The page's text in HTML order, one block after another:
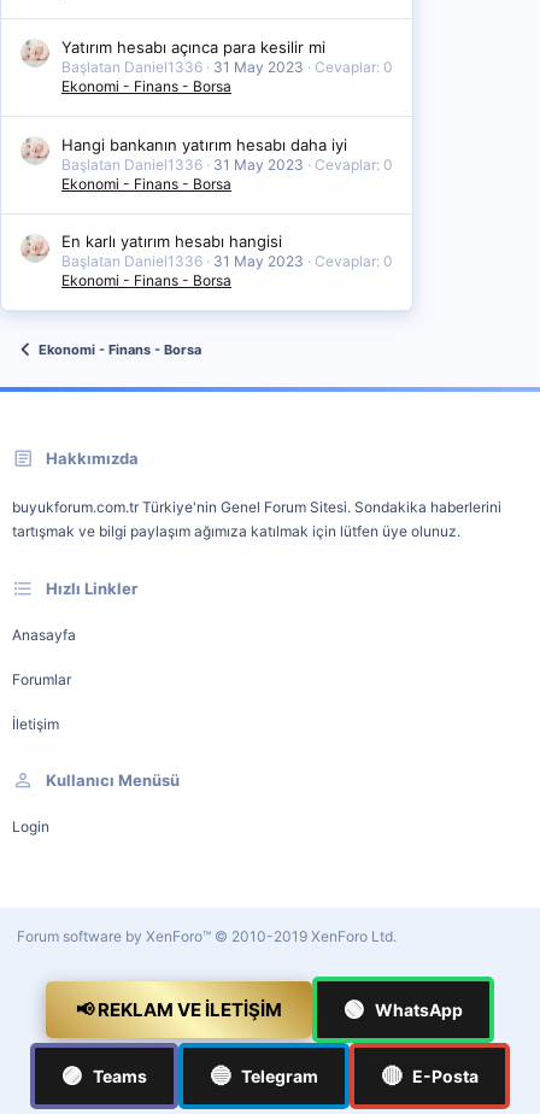
Yatırım hesabı açınca para kesilir mi
Başlatan Daniel1336 31 May 2023
Cevaplar: 0
Ekonomi - Finans - Borsa
Hangi bankanın yatırım hesabı daha iyi
Başlatan Daniel1336 31 May 2023
Cevaplar: 0
Ekonomi - Finans - Borsa
En karlı yatırım hesabı hangisi
Başlatan Daniel1336 31 May 2023
Cevaplar: 0
Ekonomi - Finans - Borsa
Ekonomi - Finans - Borsa
Hakkımızda
buyukforum.com.tr Türkiye'nin Genel Forum Sitesi. Sondakika haberlerini
tartışmak ve bilgi paylaşım ağımıza katılmak için lütfen üye olunuz.
Hızlı Linkler
Anasayfa
Forumlar
İletişim
Kullanıcı Menüsü
Login
Forum software by XenForo™ © 2010-2019 XenForo Ltd.
📢 REKLAM VE İLETIŞIM 🟢 WhatsApp
🟣 Teams 🔵 Telegram 🔴 E-Posta